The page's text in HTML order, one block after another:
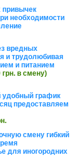
привычек
необходимости
вредных
и трудолюбивая
и питанием
грн. в смену)
удобный график
предоставляем
смену гибкий
для иногородних